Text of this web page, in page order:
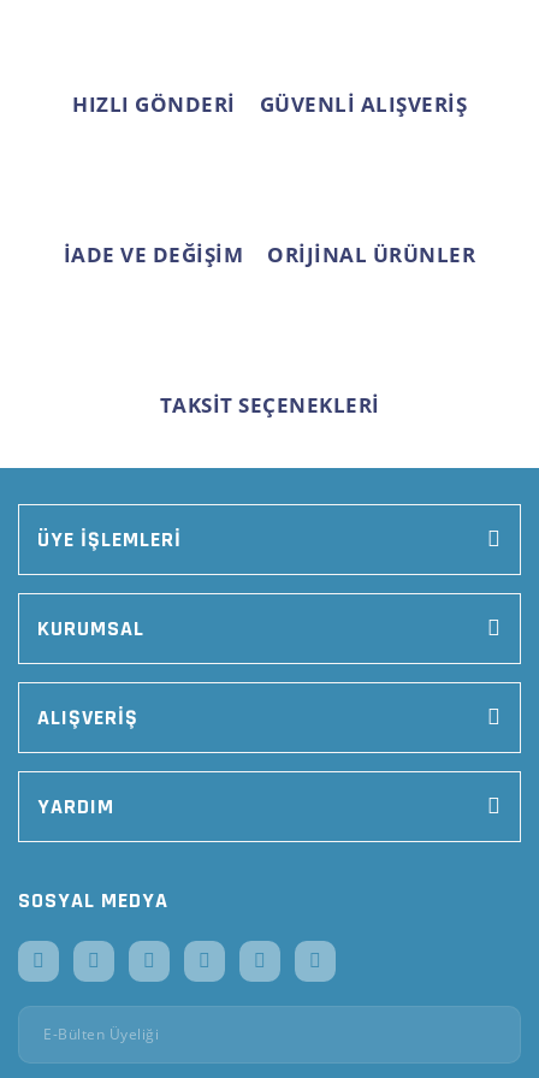
HIZLI GÖNDERİ GÜVENLİ ALIŞVERİŞ
İADE VE DEĞİŞİM ORİJİNAL ÜRÜNLER
TAKSİT SEÇENEKLERİ
ÜYE İŞLEMLERİ
KURUMSAL
ALIŞVERİŞ
YARDIM
SOSYAL MEDYA